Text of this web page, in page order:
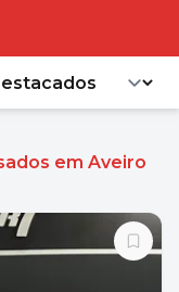
em Aveiro